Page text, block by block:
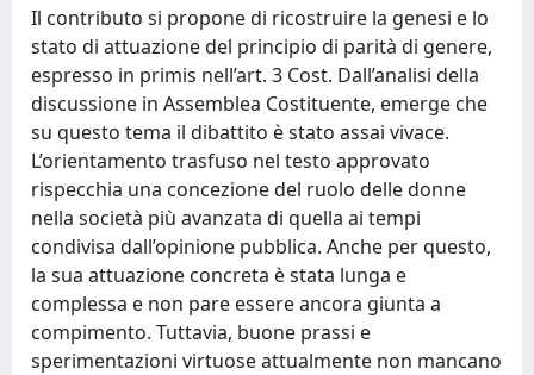
Il contributo si propone di ricostruire la genesi e lo
stato di attuazione del principio di parità di genere,
espresso in primis nell’art. 3 Cost. Dall’analisi della
discussione in Assemblea Costituente, emerge che
su questo tema il dibattito è stato assai vivace.
L’orientamento trasfuso nel testo approvato
rispecchia una concezione del ruolo delle donne
nella società più avanzata di quella ai tempi
condivisa dall’opinione pubblica. Anche per questo,
la sua attuazione concreta è stata lunga e
complessa e non pare essere ancora giunta a
compimento. Tuttavia, buone prassi e
sperimentazioni virtuose attualmente non mancano